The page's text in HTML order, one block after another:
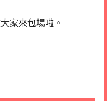
家來包場啦。